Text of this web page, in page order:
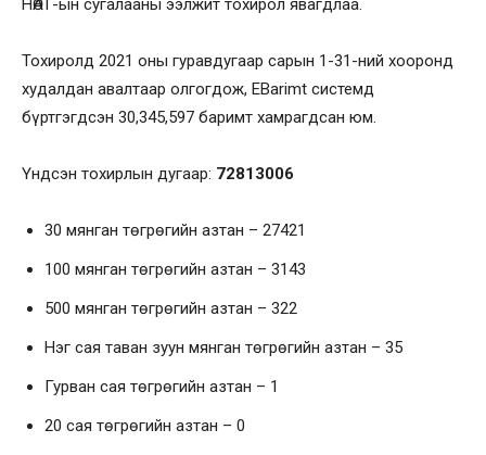
НӨАТ-ын сугалааны ээлжит тохирол явагдлаа.
Тохиролд 2021 оны гуравдугаар сарын 1-31-ний хооронд
худалдан авалтаар олгогдож, EBarimt системд
бүртгэгдсэн 30,345,597 баримт хамрагдсан юм.
Үндсэн тохирлын дугаар: 72813006
30 мянган төгрөгийн азтан – 27421
100 мянган төгрөгийн азтан – 3143
500 мянган төгрөгийн азтан – 322
Нэг сая таван зуун мянган төгрөгийн азтан – 35
Гурван сая төгрөгийн азтан – 1
20 сая төгрөгийн азтан – 0